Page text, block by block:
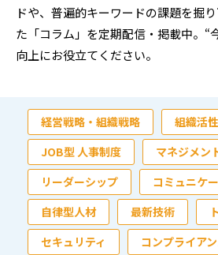
ドや、普遍的キーワードの課題を掘
た「コラム」を定期配信・掲載中。“
向上にお役立てください。
経営戦略・組織戦略
組織活
JOB型 人事制度
マネジメン
リーダーシップ
コミュニケ
自律型人材
最新技術
セキュリティ
コンプライア